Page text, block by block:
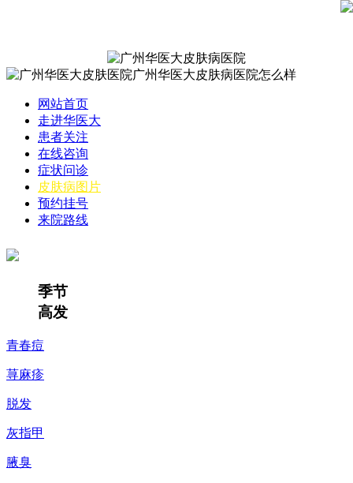
网站首页
走进华医大
患者关注
在线咨询
症状问诊
皮肤病图片
预约挂号
来院路线
季节
高发
青春痘
荨麻疹
脱发
灰指甲
腋臭